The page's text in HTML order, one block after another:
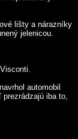
lišty a nárazníky
jelenicou.
automobil
iba to,